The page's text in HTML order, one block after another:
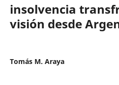
insolvencia
visión desde
Tomás M. Araya